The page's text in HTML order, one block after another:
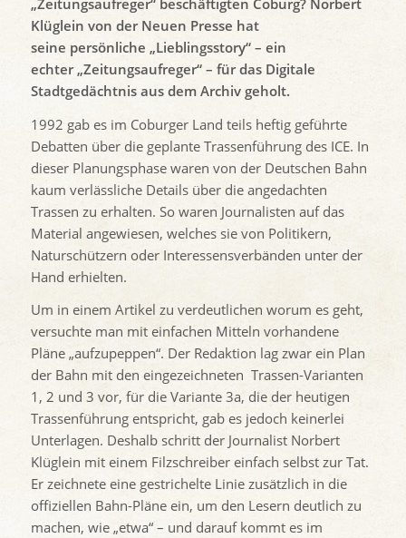
Klüglein von der Neuen Presse hat
seine persönliche „Lieblingsstory“ – ein
echter „Zeitungsaufreger“ – für das Digitale
Stadtgedächtnis aus dem Archiv geholt.
1992 gab es im Coburger Land teils heftig geführte
Debatten über die geplante Trassenführung des ICE. In
dieser Planungsphase waren von der Deutschen Bahn
kaum verlässliche Details über die angedachten
Trassen zu erhalten. So waren Journalisten auf das
Material angewiesen, welches sie von Politikern,
Naturschützern oder Interessensverbänden unter der
Hand erhielten.
Um in einem Artikel zu verdeutlichen worum es geht,
versuchte man mit einfachen Mitteln vorhandene
Pläne „aufzupeppen“. Der Redaktion lag zwar ein Plan
der Bahn mit den eingezeichneten Trassen-Varianten
1, 2 und 3 vor, für die Variante 3a, die der heutigen
Trassenführung entspricht, gab es jedoch keinerlei
Unterlagen. Deshalb schritt der Journalist Norbert
Klüglein mit einem Filzschreiber einfach selbst zur Tat.
Er zeichnete eine gestrichelte Linie zusätzlich in die
offiziellen Bahn-Pläne ein, um den Lesern deutlich zu
machen, wie „etwa“ – und darauf kommt es im